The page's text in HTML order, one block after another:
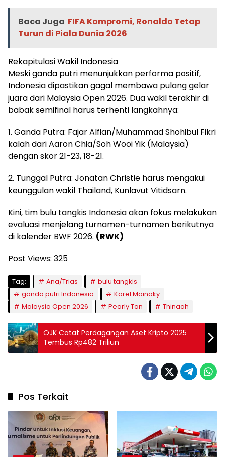
Baca Juga FIFA Kompromi, Ronaldo Tetap
Turun di Piala Dunia 2026
Rekapitulasi Wakil Indonesia
Meski ganda putri menunjukkan performa positif,
Indonesia dipastikan gagal membawa pulang gelar
juara dari Malaysia Open 2026. Dua wakil terakhir di
babak semifinal harus terhenti langkahnya:
1. Ganda Putra: Fajar Alfian/Muhammad Shohibul Fikri
kalah dari Aaron Chia/Soh Wooi Yik (Malaysia)
dengan skor 21-23, 18-21.
2. Tunggal Putra: Jonatan Christie harus mengakui
keunggulan wakil Thailand, Kunlavut Vitidsarn.
Kini, tim bulu tangkis Indonesia akan fokus melakukan
evaluasi menjelang turnamen-turnamen berikutnya
di kalender BWF 2026. (RWK)
Post Views: 325
Tag: Ana/Trias
bulu tangkis
ganda putri Indonesia
Karel Mainaky
Malaysia Open 2026
Pearly Tan Thinaah
OJK Catat Perdagangan Aset Kripto 2025
Tembus Rp482 Triliun
Pos Terkait